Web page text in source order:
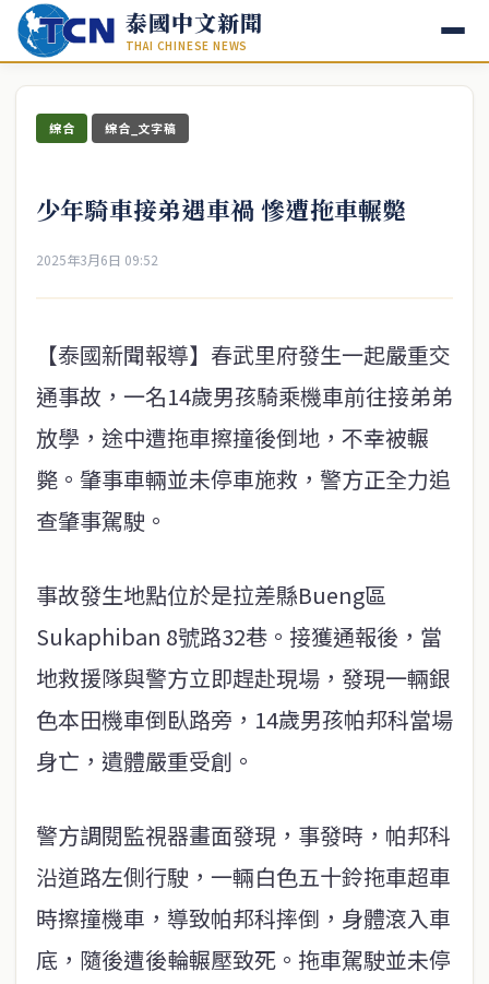
泰國中文新聞
THAI CHINESE NEWS
綜合 綜合_文字稿
少年騎車接弟遇車禍 慘遭拖車輾斃
2025年3月6日 09:52
【泰國新聞報導】春武里府發生一起嚴重交
通事故，一名14歲男孩騎乘機車前往接弟弟
放學，途中遭拖車擦撞後倒地，不幸被輾
斃。肇事車輛並未停車施救，警方正全力追
查肇事駕駛。
事故發生地點位於是拉差縣Bueng區
Sukaphiban 8號路32巷。接獲通報後，當
地救援隊與警方立即趕赴現場，發現一輛銀
色本田機車倒臥路旁，14歲男孩帕邦科當場
身亡，遺體嚴重受創。
警方調閱監視器畫面發現，事發時，帕邦科
沿道路左側行駛，一輛白色五十鈴拖車超車
時擦撞機車，導致帕邦科摔倒，身體滾入車
底，隨後遭後輪輾壓致死。拖車駕駛並未停